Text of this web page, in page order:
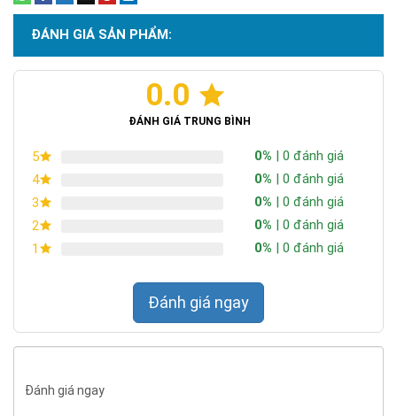
Chứng nhận ISO 9001:2015
ĐÁNH GIÁ SẢN PHẨM:
0.0
ĐÁNH GIÁ TRUNG BÌNH
5 0% | 0 đánh giá
4
0% | 0 đánh giá
3
0% | 0 đánh giá
2
0% | 0 đánh giá
1
0% | 0 đánh giá
Đánh giá ngay
Đánh giá ngay